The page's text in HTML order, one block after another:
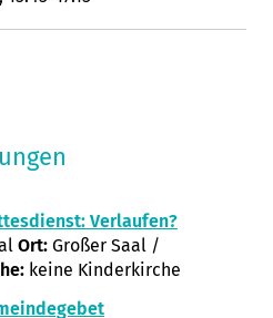
Verlaufen?
Ort: Großer Saal /
keine Kinderkirche